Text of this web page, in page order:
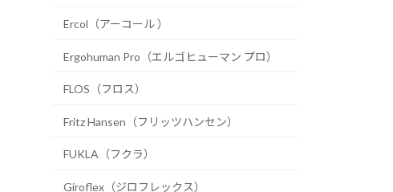
Ercol（アーコール ）
Ergohuman Pro（エルゴヒューマン プロ）
FLOS（フロス）
Fritz Hansen（フリッツハンセン）
FUKLA（フクラ）
Giroflex（ジロフレックス）